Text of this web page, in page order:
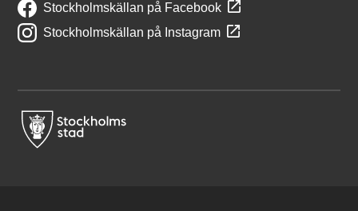
Stockholmskällan på Facebook
Stockholmskällan på Instagram